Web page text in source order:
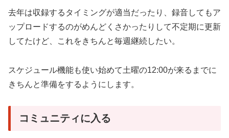
去年は収録するタイミングが適当だったり、録音してもア
ップロードするのがめんどくさかったりして不定期に更新
してたけど、これをきちんと毎週継続したい。
スケジュール機能も使い始めて土曜の12:00が来るまでに
きちんと準備をするようにします。
コミュニティに入る